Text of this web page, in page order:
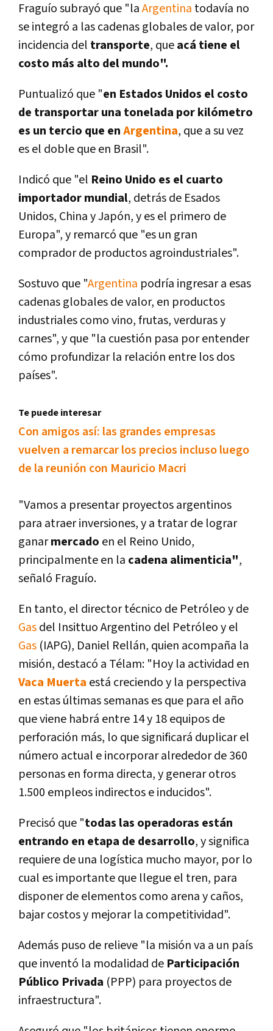
Fraguí­o subrayó que "laArgentina todaví­a no
se integró a las cadenas globales de valor, por
incidencia del transporte, queacá tiene el
costo más alto del mundo".
Puntualizó que "en Estados Unidos el costo
de transportar una tonelada por kilómetro
es un tercio que enArgentina, que a su vez
es el doble que en Brasil".
Indicó que "el Reino Unido es el cuarto
importador mundial, detrás de Esados
Unidos, China y Japón, y es el primero de
Europa", y remarcó que "es un gran
comprador de productos agroindustriales".
Sostuvo que "Argentina podrí­a ingresar a esas
cadenas globales de valor, en productos
industriales como vino, frutas, verduras y
carnes", y que "la cuestión pasa por entender
cómo profundizar la relación entre los dos
paí­ses".
Te puede interesar
Con amigos así­: las grandes empresas
vuelven a remarcar los precios incluso luego
de la reunión con Mauricio Macri
"Vamos a presentar proyectos argentinos
para atraer inversiones, y a tratar de lograr
ganarmercado en el Reino Unido,
principalmente en la cadena alimenticia",
señaló Fraguí­o.
En tanto, el director técnico de Petróleo y de
Gasdel Insittuo Argentino del Petróleo y el
Gas (IAPG), Daniel Rellán, quien acompaña la
misión, destacó a Télam: "Hoy la actividad en
Vaca Muerta está creciendo y la perspectiva
en estas últimas semanas es que para el año
que viene habrá entre 14 y 18 equipos de
perforación más, lo que significará duplicar el
número actual e incorporar alrededor de 360
personas en forma directa, y generar otros
1.500 empleos indirectos e inducidos".
Precisó que "todas las operadoras están
entrando en etapa de desarrollo, y significa
requiere de una logí­stica mucho mayor, por lo
cual es importante que llegue el tren, para
disponer de elementos como arena y caños,
bajar costos y mejorar la competitividad".
Además puso de relieve "la misión va a un paí­s
que inventó la modalidad de Participación
Público Privada (PPP) para proyectos de
infraestructura".